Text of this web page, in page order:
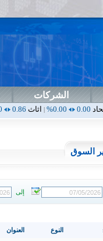
الشركات
|اثاث0.86
0.00%
|اثمار0.23
السوق
إلى
العنوان النوع